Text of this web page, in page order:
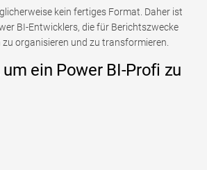
kein fertiges Format. Daher ist
BI-Entwicklers, die für Berichtszwecke
organisieren und zu transformieren.
ein Power BI-Profi zu